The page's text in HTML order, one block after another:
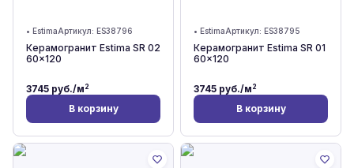
• EstimaАртикул: ES38796
Керамогранит Estima SR 02
60x120
3745 руб./м2
В корзину
• EstimaАртикул: ES38795
Керамогранит Estima SR 01
60x120
3745 руб./м2
В корзину